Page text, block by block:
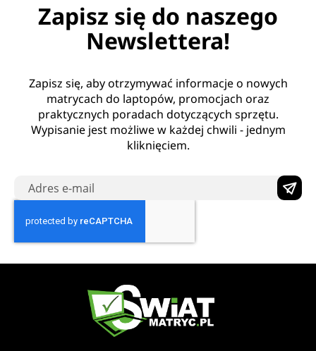
Zapisz się do naszego
Newslettera!
Zapisz się, aby otrzymywać informacje o nowych
matrycach do laptopów, promocjach oraz
praktycznych poradach dotyczących sprzętu.
Wypisanie jest możliwe w każdej chwili - jednym
kliknięciem.